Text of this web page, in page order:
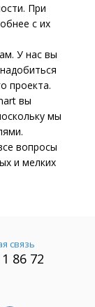
При
с их
У нас вы
проекта.
вы
мы
вопросы
и мелких
связь
86 72